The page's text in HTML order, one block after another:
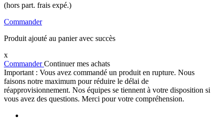
(hors part. frais expé.)
Commander
Produit ajouté au panier avec succès
x
CommanderContinuer mes achats
Important : Vous avez commandé un produit en rupture. Nous
faisons notre maximum pour réduire le délai de
réapprovisionnement. Nos équipes se tiennent à votre disposition si
vous avez des questions. Merci pour votre compréhension.